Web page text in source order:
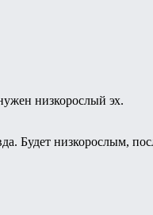
низкорослый эх.
Будет низкорослым,